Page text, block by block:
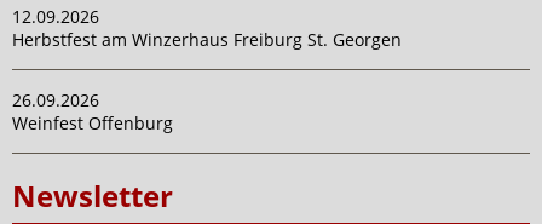
12.09.2026
Herbstfest am Winzerhaus Freiburg St. Georgen
26.09.2026
Weinfest Offenburg
Newsletter